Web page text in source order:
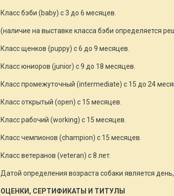
Класс бэби (baby) с 3 до 6 месяцев.
(наличие на выставке класса бэби определяется
Класс щенков (puppy) с 6 до 9 месяцев.
Класс юниоров (junior) с 9 до 18 месяцев.
Класс промежуточный (intermediate) с 15 до 24
Класс открытый (open) c 15 месяцев.
Класс рабочий (working) с 15 месяцев.
Класс чемпионов (champion) с 15 месяцев.
Класс ветеранов (veteran) с 8 лет.
Датой определения возраста собаки является
ОЦЕНКИ, СЕРТИФИКАТЫ И ТИТУЛЫ